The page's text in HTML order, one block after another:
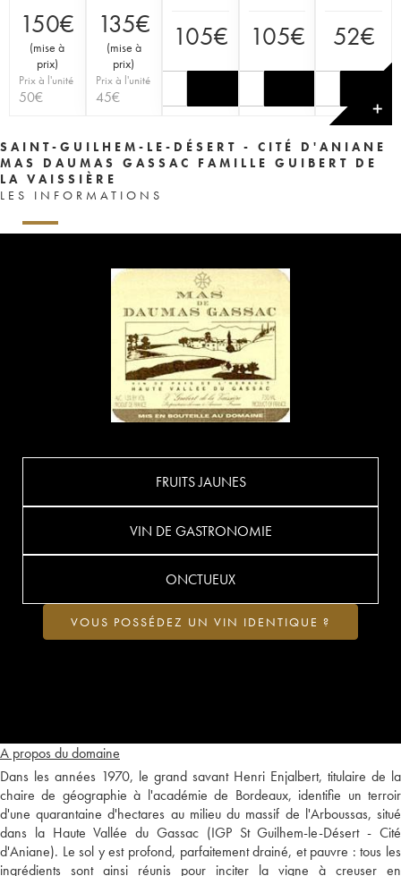
150€
(mise à
prix)
Prix à l'unité
50€
135€
(mise à
prix)
Prix à l'unité
45€
105€ 105€ 52€
✕
SAINT-GUILHEM-LE-DÉSERT - CITÉ D'ANIANE
MAS DAUMAS GASSAC FAMILLE GUIBERT DE
LA VAISSIÈRE
LES INFORMATIONS
A propos du domaine
Dans les années 1970, le grand savant Henri Enjalbert, titulaire de la
chaire de géographie à l'académie de Bordeaux, identifie un terroir
d'une quarantaine d'hectares au milieu du massif de l'Arboussas, situé
dans la Haute Vallée du Gassac (IGP St Guilhem-le-Désert - Cité
d'Aniane). Le sol y est profond, parfaitement drainé, et pauvre : tous les
ingrédients sont ainsi réunis pour inciter la vigne à creuser en
FRUITS JAUNES
VIN DE GASTRONOMIE
ONCTUEUX
VOUS POSSÉDEZ UN VIN IDENTIQUE ?